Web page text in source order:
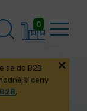
0
se do B2B
ceny.
,